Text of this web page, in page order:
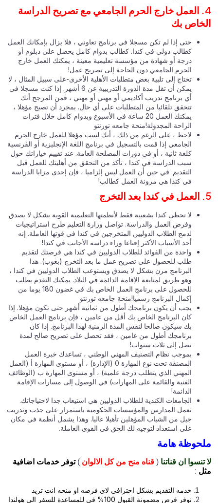
4. العمل خارج الحرم الجامعي مع تصريح الدراسة
بك
حتى إذا لم تكن مسجلا في برنامج تعاوني ، فلا يزال بإمكانك العمل
كطالب دولي في كندا. كطالب بدوام كامل يحصل على دبلوم أو
درجة أو شهادة من مؤسسة تعليمية معينة ، يمكنك العمل خارج
الحرم الجامعي دون الحاجة إلى تصريح عمل!
تحتاج إلى تلبية بعض متطلبات الأهلية الأخرى-على سبيل المثال ، لا
يمكن أن تقل مدة الدورة التدريبية عن 6 أشهر. إذا كنت مسجلا في
أي برنامج تدريب أكاديمي أو مهني أو مهني ، فمن المرجح أنك
تتحقق تلقائيا من المتطلبات على أي حال. بمجرد أن تصبح مؤهلا ،
يمكنك العمل 20 ساعة في الأسبوع وبدوام كامل خلال فترات
الراحة المجدولة!منحة جامعه تورنتو
لاحظ ، على الرغم من ذلك ، أنك لست مؤهلا للعمل خارج الحرم
الجامعي إذا قمت بالتسجيل في برنامج اللغة الإنجليزية أو الفرنسية
كلغة ثانية ، أو في دورات المصلحة العامة. عند تقييم خياراتك حول
سبب الدراسة في كندا ، تأكد من التحقق من أهليتك للعمل قبل
التقديم. في حين أن العمل ليس إلزاميا ، فإن إحدى مزايا الدراسة
في كندا هي مرونة العمل كطالب!
لا تحظى كندا بشعبية فقط لأنظمتها التعليمية القوية بشكل لا يصدق
وفرص العمل والدراسة. تواصل وزارة التعليم طرح استراتيجيات
لدمج الطلاب الدوليين المتخرجين في كندا في قوتها العاملة. إنه
أحد الأسباب الأكثر إقناعا وراء دراسة الأجانب في كندا!
واحدة من الفوائد للطلاب الدوليين في كندا هي فرصتك لتقديم
طلب للحصول على تصريح عمل ما بعد التخرج (بغوب). هذا
البرنامج مرن بشكل لا يصدق ويستوعب الطلاب الدوليين في كندا ،
وهو طريق لمتابعة الإقامة الدائمة في البلاد. يمكنك التقدم بطلب
للحصول على برنامج العمل الخاص بك في غضون 180 يوما من
إكمال البرنامج رسميا!منحة جامعه تورنتو
يجب أن يكون برنامجك أطول من ثمانية أشهر حتى تكون مؤهلا. إذا
كان البرنامج الخاص بك أقل من عامين ، فإن برنامج العمل الخاص
بك سيكون صالحا لنفس المدة الزمنية لهذا البرنامج. إذا كان
برنامجك أطول من عامين ، فقد تحصل على تصريح صالح لمدة
تصل إلى ثلاث سنوات!
بموجب نظام التصنيف المهني الوطني ، تساعدك خبرة العمل
المصنفة تحت نوع المهارة 0 (الإدارة) ، أو مستوى المهارة أ (العمل
المهني الذي يتطلب درجة علمية) ، أو مستوى المهارة ب (الوظائف
الفنية والقائمة على المهارات) في الوصول إلى مسارات الإقامة
الدائمة!
الجامعات الكندية للطلاب الدوليين هي استيعاب جدا لاحتياجاتك.
تعمل المدارس والمؤسسات الحكومية باستمرار على جذب وتدريب
جيل من الشباب المؤهلين تأهيلا عاليا. وهذا يشمل أنظمة في مكان
على استعداد لتوجيه لك الحق في القوى العاملة.
هامة
تنسوا ان قناتنا( قناه منح من كل الالوان) توفر خدمات اضافية
:
خدمه التقديم بشكل احترافي لاي فرصه او منحه انت تريد
نوفر فرص مضمونة القبول 100% في للمساعدة للسفر الي هولندا